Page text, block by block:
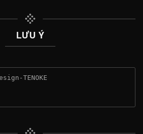
LƯU Ý
TENOKE